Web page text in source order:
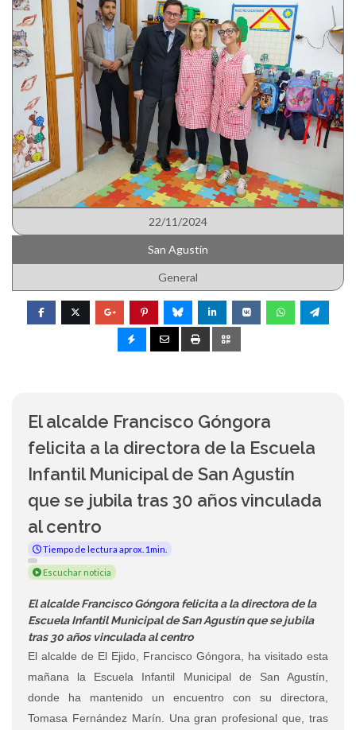
22/11/2024
San Agustín
General
El alcalde Francisco Góngora
felicita a la directora de la Escuela
Infantil Municipal de San Agustín
que se jubila tras 30 años vinculada
al centro
Tiempo de lectura aprox. 1min.
Escuchar noticia
El alcalde Francisco Góngora felicita a la directora de la
Escuela Infantil Municipal de San Agustín que se jubila
tras 30 años vinculada al centro
El alcalde de El Ejido, Francisco Góngora, ha visitado esta
mañana la Escuela Infantil Municipal de San Agustín,
donde ha mantenido un encuentro con su directora,
Tomasa Fernández Marín. Una gran profesional que, tras